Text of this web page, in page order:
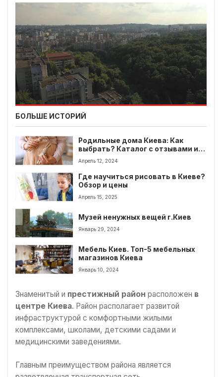
БОЛЬШЕ ИСТОРИЙ
Родильные дома Киева: Как
выбрать? Каталог с отзывами и
ценой.
Апрель 12, 2024
Где научиться рисовать в Киеве?
Обзор и цены
Апрель 15, 2025
Музей ненужных вещей г.Киев
Январь 29, 2024
Мебель Киев. Топ-5 мебельных
магазинов Киева
Январь 10, 2024
Знаменитый и престижный район расположен в
центре Киева. Район располагает развитой
инфраструктурой с комфортными жилыми
комплексами, школами, детскими садами и
медицинскими заведениями.
Главным преимуществом района является